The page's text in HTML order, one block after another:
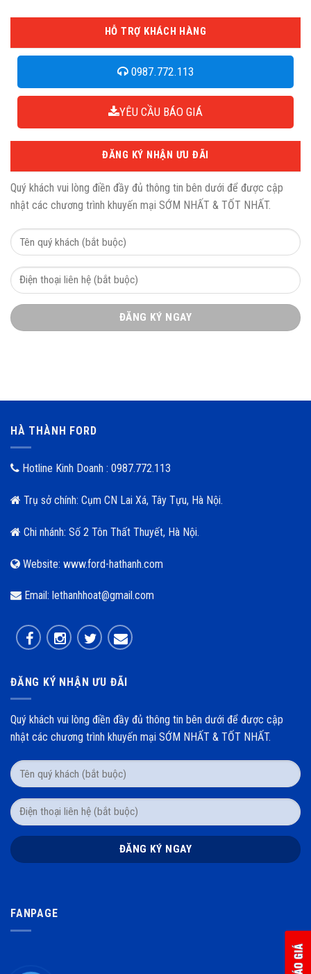
HỖ TRỢ KHÁCH HÀNG
0987.772.113
YÊU CẦU BÁO GIÁ
ĐĂNG KÝ NHẬN ƯU ĐÃI
Quý khách vui lòng điền đầy đủ thông tin bên dưới để được cập
nhật các chương trình khuyến mại SỚM NHẤT & TỐT NHẤT.
HÀ THÀNH FORD
Hotline Kinh Doanh : 0987.772.113
Trụ sở chính: Cụm CN Lai Xá, Tây Tựu, Hà Nội.
Chi nhánh: Số 2 Tôn Thất Thuyết, Hà Nội.
Website: www.ford-hathanh.com
Email: lethanhhoat@gmail.com
ĐĂNG KÝ NHẬN ƯU ĐÃI
Quý khách vui lòng điền đầy đủ thông tin bên dưới để được cập
nhật các chương trình khuyến mại SỚM NHẤT & TỐT NHẤT.
FANPAGE